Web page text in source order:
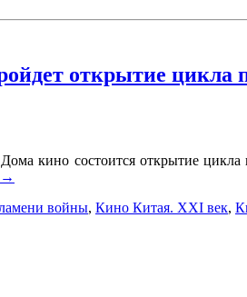
открытие цикла
кино состоится открытие
→
войны, Кино Китая. XXI век,